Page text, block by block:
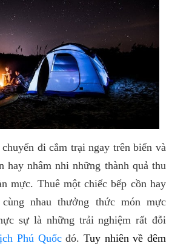
đi cắm trại ngay trên biển và
hay nhâm nhi những thành quả thu
mực. Thuê một chiếc bếp cồn hay
nhau thưởng thức món mực
sự là những trải nghiệm rất đỗi
Phú Quốcđó.Tuy nhiên về đêm